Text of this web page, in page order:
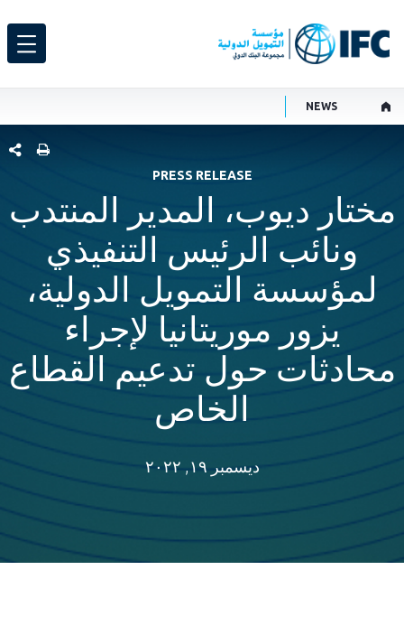
NEWS
شارك
PRESS RELEASE
مختار ديوب، المدير المنتدب
ونائب الرئيس التنفيذي
لمؤسسة التمويل الدولية،
يزور موريتانيا لإجراء
محادثات حول تدعيم القطاع
الخاص
ديسمبر ١٩, ٢٠٢٢